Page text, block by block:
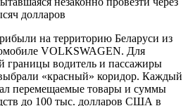
на территорию Беларуси из
VOLKSWAGEN. Для
границы водитель и пассажиры
«красный» коридор. Каждый
перемещаемые товары и суммы
до 100 тыс. долларов США в